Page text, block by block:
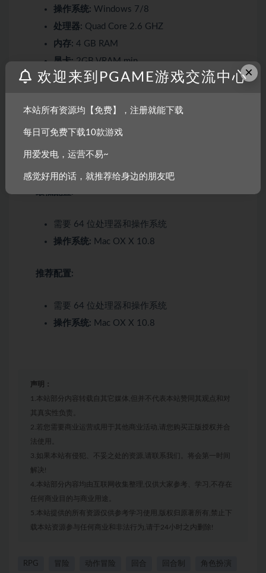
操作系统: Windows 7/8
处理器: Quad Core 2.6 GHZ
内存: 4 GB RAM
显卡:2GB VRAM min
存储空间:需要 1 GB 可用空间
推荐配置:
需要 64 位处理器和操作系统
需要 64 位处理器和操作系统
操作系统: Mac OX X 10.8
推荐配置:
需要 64 位处理器和操作系统
操作系统: Mac OX X 10.8
声明：
1.本站部分内容转载自其它媒体,但并不代表本站赞同其观点和对
其真实性负责。
2.若您需要商业运营或用于其他商业活动,请您购买正版授权并合
法使用。
3.如果本站有侵犯、不妥之处的资源,请联系我们。将会第一时间
解决!
4.本站部分内容均由互联网收集整理,仅供大家参考、学习,不存在
任何商业目的与商业用途。
5.本站提供的所有资源仅供参考学习使用,版权归原著所有,禁止下
载本站资源参与任何商业和非法行为,请于24小时之内删除!
RPG 冒险 动作冒险 回合 回合制 角色扮演
×
欢迎来到PGAME游戏交流中心
本站所有资源均【免费】，注册就能下载
每日可免费下载10款游戏
用爱发电，运营不易~
感觉好用的话，就推荐给身边的朋友吧